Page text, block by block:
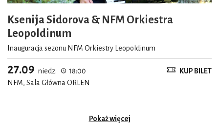
Ksenija Sidorova & NFM Orkiestra
Leopoldinum
Inauguracja sezonu NFM Orkiestry Leopoldinum
27.09 niedz.
18:00
NFM, Sala Główna ORLEN
KUP BILET
Pokaż więcej